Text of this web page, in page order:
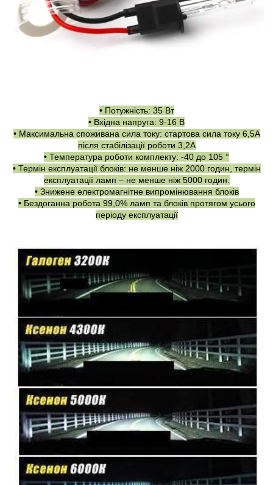
• Потужність: 35 Вт
• Вхідна напруга: 9-16 В
• Максимальна споживана сила току: стартова сила току 6,5A
після стабілізації роботи 3,2A
• Температура роботи комплекту: -40 до 105 °
• Термін експлуатації блоків: не менше ніж 2000 годин, термін
експлуатації ламп – не менше ніж 5000 годин.
• Знижене електромагнітне випромінювання блоків
• Бездоганна робота 99,0% ламп та блоків протягом усього
періоду експлуатації